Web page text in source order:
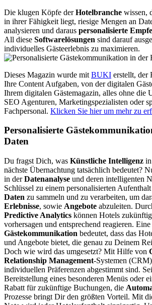
Die klugen Köpfe derHotelbranche wissen,
in ihrer Fähigkeit liegt, riesige Mengen an
analysieren und daraus personalisierte
All diese Softwarelösungen sind darauf
individuelles Gästeerlebnis zu maximieren.
Dieses Magazin wurde mit BUKI erstellt, der
Ihre Content Aufgaben, von der digitalen
Ihrem digitalen Gästemagazin, alles ohne die
SEO Agenturen, Marketingspezialisten oder
Fachpersonal. Klicken Sie hier um mehr zu
Personalisierte
Daten
Du fragst Dich, was Künstliche Intelligenz
nächste Übernachtung tatsächlich bedeutet?
in derDatenanalyse und deren intelligenten
Schlüssel zu einem personalisierten
Daten zu sammeln und zu verarbeiten, um
Erlebnisse, sowie Angebote abzuleiten.
Predictive Analytics können Hotels
vorhersagen und entsprechend reagieren.
Gästekommunikation bedeutet, dass das
und Angebote bietet, die genau zu Deinem
Doch wie wird das umgesetzt? Mit Hilfe von
Relationship Management-Systemen
individuellen Präferenzen abgestimmt sind.
Bereitstellung eines besonderen Menüs oder
Rabatt für zukünftige Buchungen, die
Prozesse bringt Dir den größten Vorteil. Mit